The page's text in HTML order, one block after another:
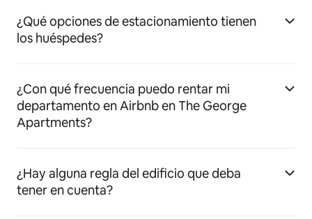
¿Qué opciones de estacionamiento tienen
los huéspedes?
¿Con qué frecuencia puedo rentar mi
departamento en Airbnb en The George
Apartments?
¿Hay alguna regla del edificio que deba
tener en cuenta?